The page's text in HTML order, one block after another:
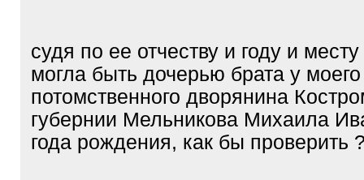
судя по ее отчеству и году и
могла быть дочерью брата у
потомственного дворянина
губернии Мельникова Михаила
года рождения, как бы проверить